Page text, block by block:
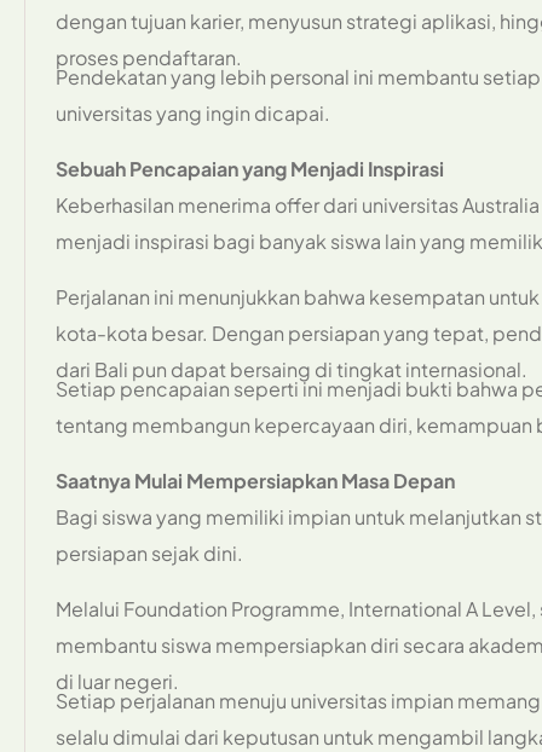
dengan tujuan karier, menyusun strategi aplikasi,
proses pendaftaran.
Pendekatan yang lebih personal ini membantu
universitas yang ingin dicapai.
Sebuah Pencapaian yang Menjadi Inspirasi
Keberhasilan menerima offer dari universitas
menjadi inspirasi bagi banyak siswa lain yang
Perjalanan ini menunjukkan bahwa kesempatan
kota-kota besar. Dengan persiapan yang tepat,
dari Bali pun dapat bersaing di tingkat internasional.
Setiap pencapaian seperti ini menjadi bukti bahwa
tentang membangun kepercayaan diri,
Saatnya Mulai Mempersiapkan Masa Depan
Bagi siswa yang memiliki impian untuk melanjutkan
persiapan sejak dini.
Melalui Foundation Programme, International A
membantu siswa mempersiapkan diri secara
di luar negeri.
Setiap perjalanan menuju universitas impian
selalu dimulai dari keputusan untuk mengambil